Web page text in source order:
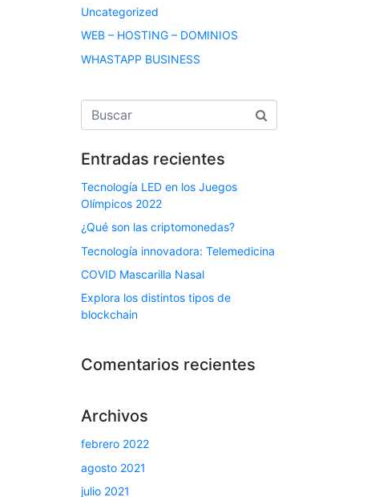
Uncategorized
WEB – HOSTING – DOMINIOS
WHASTAPP BUSINESS
Entradas recientes
Tecnología LED en los Juegos
Olímpicos 2022
¿Qué son las criptomonedas?
Tecnología innovadora: Telemedicina
COVID Mascarilla Nasal
Explora los distintos tipos de
blockchain
Comentarios recientes
Archivos
febrero 2022
agosto 2021
julio 2021